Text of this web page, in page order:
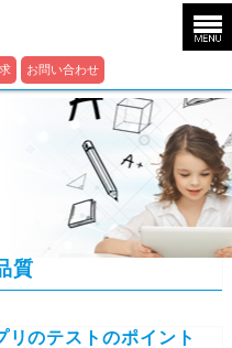
お問い合わせ
質
リのテストのポイント